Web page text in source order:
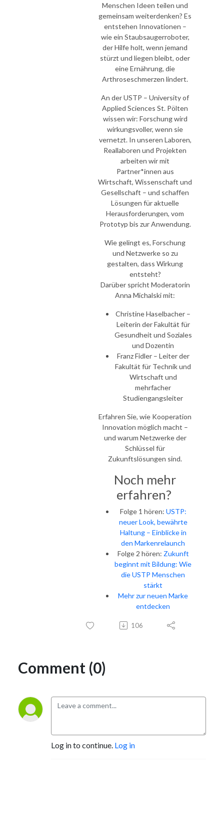
Menschen Ideen teilen und
gemeinsam weiterdenken? Es
entstehen Innovationen –
wie ein Staubsaugerroboter,
der Hilfe holt, wenn jemand
stürzt und liegen bleibt, oder
eine Ernährung, die
Arthroseschmerzen lindert.
An der USTP – University of
Applied Sciences St. Pölten
wissen wir: Forschung wird
wirkungsvoller, wenn sie
vernetzt. In unseren Laboren,
Reallaboren und Projekten
arbeiten wir mit
Partner*innen aus
Wirtschaft, Wissenschaft und
Gesellschaft – und schaffen
Lösungen für aktuelle
Herausforderungen, vom
Prototyp bis zur Anwendung.
Wie gelingt es, Forschung
und Netzwerke so zu
gestalten, dass Wirkung
entsteht?
Darüber spricht Moderatorin
Anna Michalski mit:
Christine Haselbacher –
Leiterin der Fakultät für
Gesundheit und Soziales
und Dozentin
Franz Fidler – Leiter der
Fakultät für Technik und
Wirtschaft und
mehrfacher
Studiengangsleiter
Erfahren Sie, wie Kooperation
Innovation möglich macht –
und warum Netzwerke der
Schlüssel für
Zukunftslösungen sind.
Noch mehr
erfahren?
Folge 1 hören: USTP:
neuer Look, bewährte
Haltung – Einblicke in
den Markenrelaunch
Folge 2 hören: Zukunft
beginnt mit Bildung: Wie
die USTP Menschen
stärkt
Mehr zur neuen Marke
entdecken
106
Comment (0)
Log in to continue. Log in